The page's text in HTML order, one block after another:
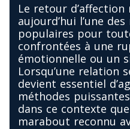
Le retour
aujourd’hui l’une
populaires pour
confrontées à une
émotionnelle ou un
Lorsqu’une relation
devient essentiel
méthodes
dans ce contexte
marabout reconnu